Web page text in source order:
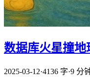
数据库火星撞
2025-03-12·4136 字·9 分